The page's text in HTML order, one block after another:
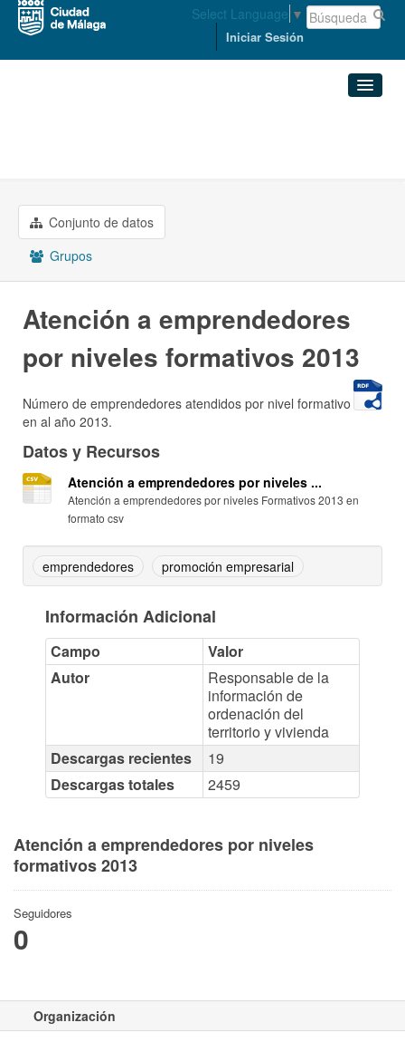
Select Language ▼
Iniciar Sesión
Grupos
Acerca de
Conjunto de datos
Grupos
Atención a emprendedores
por niveles formativos 2013
Número de emprendedores atendidos por nivel formativo
en al año 2013.
Datos y Recursos
Atención a emprendedores por niveles ...
Atención a emprendedores por niveles Formativos 2013 en
formato csv
emprendedores promoción empresarial
Información Adicional
Campo
Valor
Autor
Responsable de la
información de
ordenación del
territorio y vivienda
Descargas recientes
19
Descargas totales
2459
Atención a emprendedores por niveles
formativos 2013
Seguidores
0
Organización